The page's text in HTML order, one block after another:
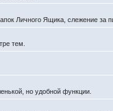
Личного Ящика, слежение за
тем.
но удобной функции.